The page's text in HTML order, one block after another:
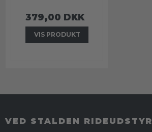
379,00 DKK
VIS PRODUKT
VED STALDEN RIDEUDSTYR